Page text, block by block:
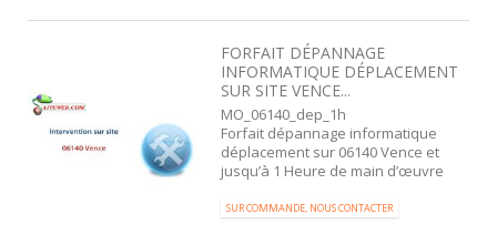
FORFAIT DÉPANNAGE
INFORMATIQUE DÉPLACEMENT
SUR SITE VENCE...
MO_06140_dep_1h
Forfait dépannage informatique
déplacement sur 06140 Vence et
jusqu’à 1 Heure de main d’œuvre
SUR COMMANDE, NOUS CONTACTER